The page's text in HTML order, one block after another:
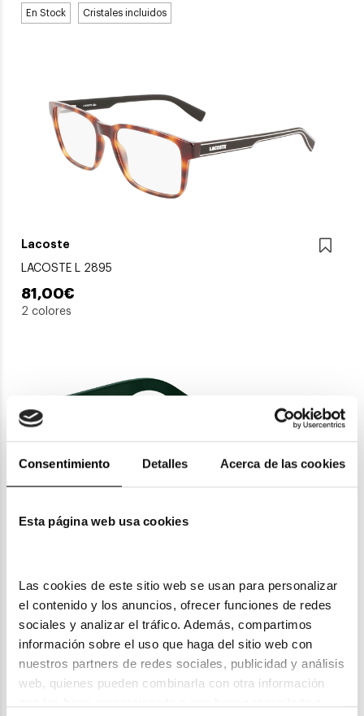
Consentimiento Detalles Acerca de las cookies
Esta página web usa cookies
Las cookies de este sitio web se usan para personalizar
el contenido y los anuncios, ofrecer funciones de redes
sociales y analizar el tráfico. Además, compartimos
información sobre el uso que haga del sitio web con
nuestros partners de redes sociales, publicidad y análisis
web, quienes pueden combinarla con otra información
En Stock Cristales incluidos
Lacoste
LACOSTE L 2895
81,00€
2 colores
307,80€ 297,80€
-10€ DTO